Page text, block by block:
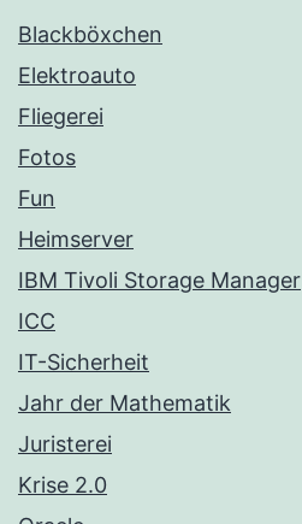
Blackböxchen
Elektroauto
Fliegerei
Fotos
Fun
Heimserver
IBM Tivoli Storage Manager
ICC
IT-Sicherheit
Jahr der Mathematik
Juristerei
Krise 2.0